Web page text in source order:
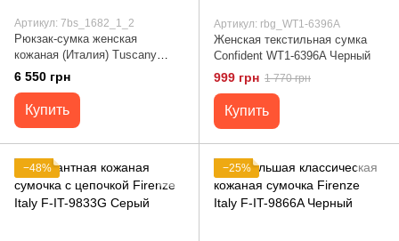
Артикул: 7bs_1682_1_2
Рюкзак-сумка женская
кожаная (Италия) Tuscany
TL141682 (Черный)
6 550 грн
Купить
Артикул: rbg_WT1-6396A
Женская текстильная сумка
Confident WT1-6396A Черный
999 грн 1 770 грн
Купить
−48% −25%